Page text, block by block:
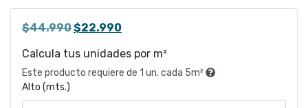
$44.990El
original
era:
$22.990
actual
es:
Calcula tus unidades por m²
Este producto requiere de 1 un. cada 5m²
Alto (mts.)